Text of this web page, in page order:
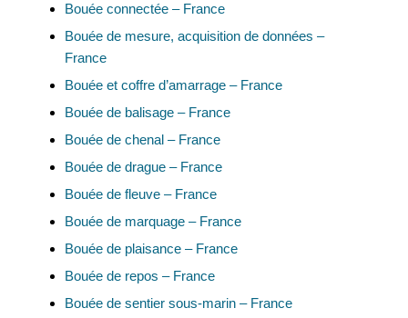
Bouée connectée – France
Bouée de mesure, acquisition de données –
France
Bouée et coffre d’amarrage – France
Bouée de balisage – France
Bouée de chenal – France
Bouée de drague – France
Bouée de fleuve – France
Bouée de marquage – France
Bouée de plaisance – France
Bouée de repos – France
Bouée de sentier sous-marin – France